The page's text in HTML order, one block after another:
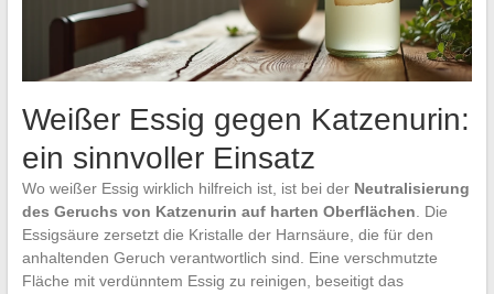
Weißer Essig gegen Katzenurin:
ein sinnvoller Einsatz
Wo weißer Essig wirklich hilfreich ist, ist bei der Neutralisierung
des Geruchs von Katzenurin auf harten Oberflächen. Die
Essigsäure zersetzt die Kristalle der Harnsäure, die für den
anhaltenden Geruch verantwortlich sind. Eine verschmutzte
Fläche mit verdünntem Essig zu reinigen, beseitigt das